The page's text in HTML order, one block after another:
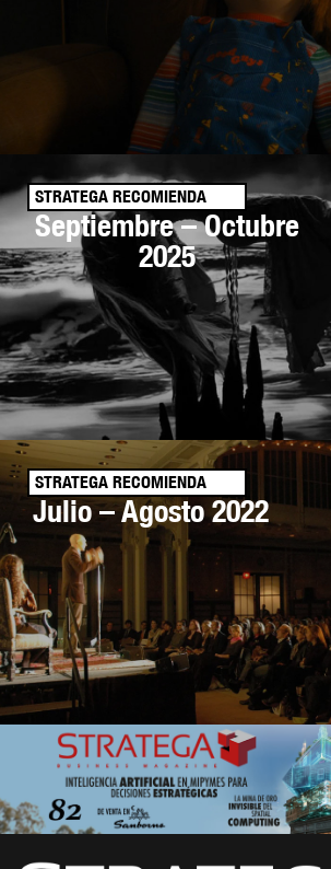
STRATEGA RECOMIENDA
Septiembre – Octubre
2025
STRATEGA RECOMIENDA
Julio – Agosto 2022